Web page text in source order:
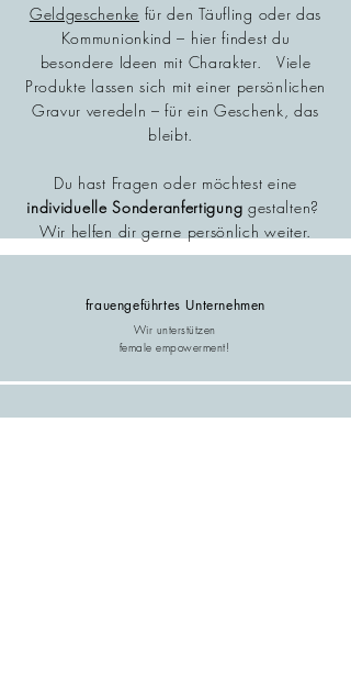
frauengeführtes Unternehmen
Wir unterstützen
female empowerment!
Geldgeschenke für den Täufling oder das
Kommunionkind – hier findest du
besondere Ideen mit Charakter. Viele
Produkte lassen sich mit einer persönlichen
Gravur veredeln – für ein Geschenk, das
bleibt.
Du hast Fragen oder möchtest eine
individuelle Sonderanfertigung gestalten?
Wir helfen dir gerne persönlich weiter.